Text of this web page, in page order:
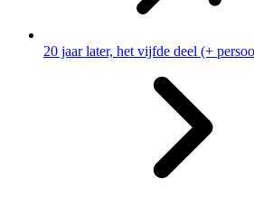
20 jaar later, het vijfde deel (+